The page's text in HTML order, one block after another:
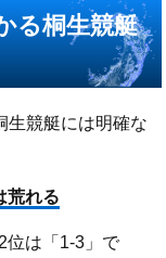
る桐生競艇
生競艇には明確な
荒れる
位は「1-3」で